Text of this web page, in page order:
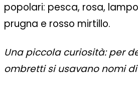
popolari: pesca, rosa,
prugna e rosso mirtillo.
Una piccola curiosità: per
ombretti si usavano nomi